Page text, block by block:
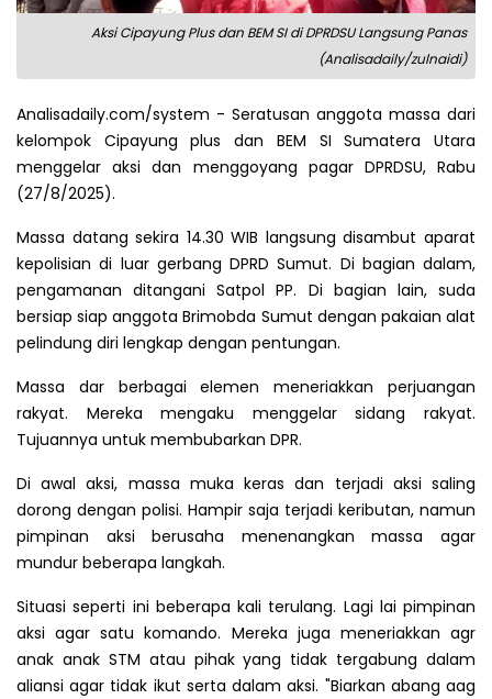
Aksi Cipayung Plus dan BEM SI di DPRDSU Langsung Panas
(Analisadaily/zulnaidi)
Analisadaily.com/system - Seratusan anggota massa dari
kelompok Cipayung plus dan BEM SI Sumatera Utara
menggelar aksi dan menggoyang pagar DPRDSU, Rabu
(27/8/2025).
Massa datang sekira 14.30 WIB langsung disambut aparat
kepolisian di luar gerbang DPRD Sumut. Di bagian dalam,
pengamanan ditangani Satpol PP. Di bagian lain, suda
bersiap siap anggota Brimobda Sumut dengan pakaian alat
pelindung diri lengkap dengan pentungan.
Massa dar berbagai elemen meneriakkan perjuangan
rakyat. Mereka mengaku menggelar sidang rakyat.
Tujuannya untuk membubarkan DPR.
Di awal aksi, massa muka keras dan terjadi aksi saling
dorong dengan polisi. Hampir saja terjadi keributan, namun
pimpinan aksi berusaha menenangkan massa agar
mundur beberapa langkah.
Situasi seperti ini beberapa kali terulang. Lagi lai pimpinan
aksi agar satu komando. Mereka juga meneriakkan agr
anak anak STM atau pihak yang tidak tergabung dalam
aliansi agar tidak ikut serta dalam aksi. "Biarkan abang aag